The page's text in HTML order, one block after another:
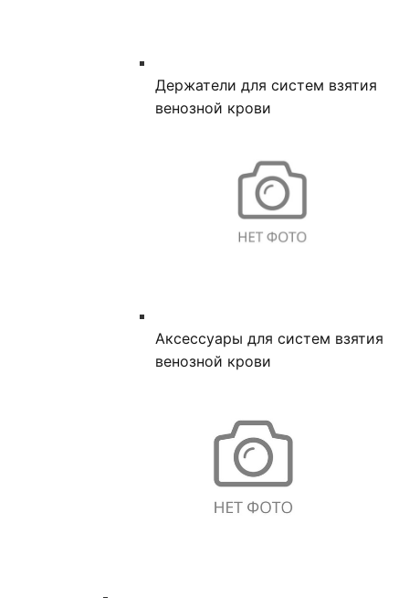
Держатели для систем взятия
венозной крови
Аксессуары для систем взятия
венозной крови